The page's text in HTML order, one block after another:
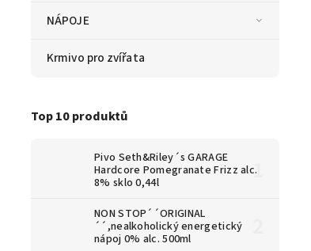
NÁPOJE
Krmivo pro zvířata
Top 10 produktů
Pivo Seth&Riley´s GARAGE
Hardcore Pomegranate Frizz alc.
8% sklo 0,44l
NON STOP´´ORIGINAL
´´,nealkoholický energetický
nápoj 0% alc. 500ml